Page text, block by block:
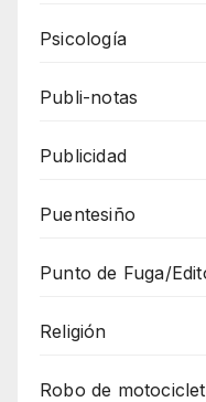
Psicología
Publi-notas
Publicidad
Puentesiño
Punto de Fuga/
Religión
Robo de